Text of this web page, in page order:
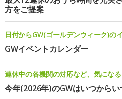
方をご提案
日付からGW(ゴールデンウィーク)の
GWイベントカレンダー
連休中の各機関の対応など、気にな
今年(2026年)のGWはいつからい